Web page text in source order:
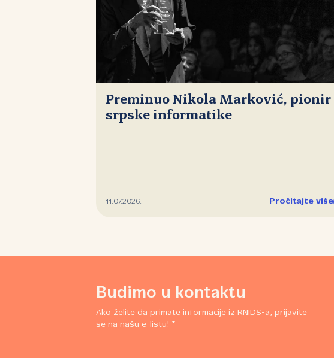
Preminuo Nikola Marković, pionir
srpske informatike
11.07.2026. Pročitajte više
Budimo u kontaktu
Ako želite da primate informacije iz RNIDS-a, prijavite
se na našu e-listu! *